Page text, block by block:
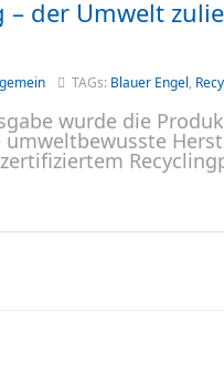
– der Umwelt
TAGs: Blauer Engel,
wurde die
umweltbewusste